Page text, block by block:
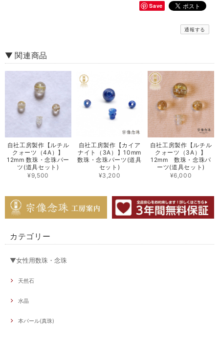
Save
通報する
▼ 関連商品
自社工房製作【ルチル
クォーツ（4A）】
12mm 数珠・念珠パー
ツ(道具セット)
¥9,500
自社工房製作【カイア
ナイト（3A）】10mm
数珠・念珠パーツ(道具
セット)
¥3,200
自社工房製作【ルチル
クォーツ（3A）】
12mm 数珠・念珠パ
ーツ(道具セット)
¥6,000
カテゴリー
▼女性用数珠・念珠
天然石
水晶
本パール(真珠)